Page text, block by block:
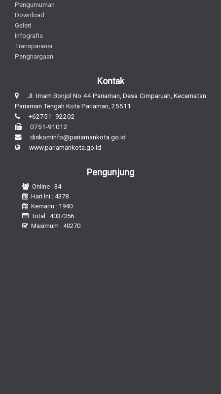
Pengumuman
Download
Galeri
Infografis
Transparansi
Penghargaan
Kontak
Jl. Imam Bonjol No 44 Pariaman, Desa Cimparuah, Kecamatan
Pariaman Tengah Kota Pariaman, 25511
+62751- 92202
0751-91012
diskominfo@pariamankota.go.id
www.pariamankota.go.id
Pengunjung
Online : 34
Hari Ini : 4378
Kemarin : 1940
Total : 4037356
Maximum : 40270